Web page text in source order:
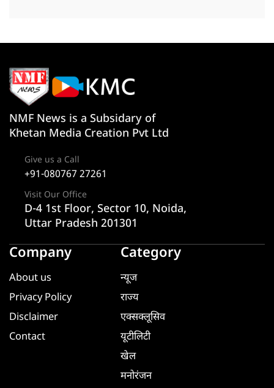
NMF News is a Subsidary of
Khetan Media Creation Pvt Ltd
Give us a Call
+91-080767 27261
Visit Our Office
D-4 1st Floor, Sector 10, Noida,
Uttar Pradesh 201301
Company
About us
Privacy Policy
Disclaimer
Contact
Category
न्यूज
राज्य
एक्सक्लूसिव
यूटीलिटी
खेल
मनोरंजन